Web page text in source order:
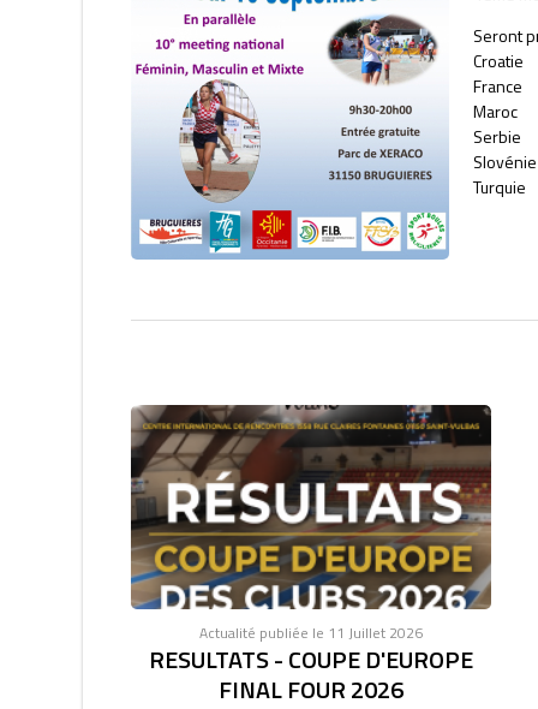
Seront
Croatie
France
Maroc
Serbie
Slovénie
Turquie
Actualité publiée le 11 Juillet 2026
RESULTATS - COUPE D'EUROPE
FINAL FOUR 2026